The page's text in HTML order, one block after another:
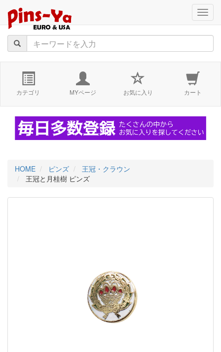
カテゴリ MYページ お気に入り カート
HOME ピンズ
王冠・クラウン
王冠と月桂樹 ピンズ